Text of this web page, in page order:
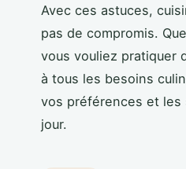
Avec ces astuces,
pas de compromis.
vous vouliez pratiquer
à tous les besoins
vos préférences et les
jour.